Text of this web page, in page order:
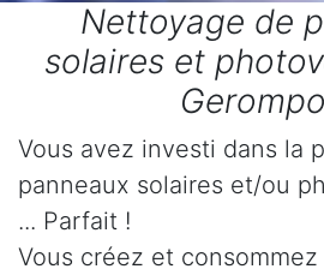
Nettoyage de
solaires et
Vous avez investi dans la
panneaux solaires et/ou
... Parfait !
Vous créez et